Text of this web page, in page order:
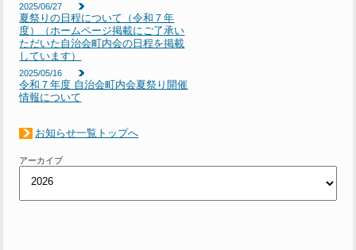
2025/06/27
夏祭りの日程について（令和７年
度）（ホームページ掲載にご了承い
ただいた自治会町内会の日程を掲載
しています）
2025/05/16
令和７年度 自治会町内会夏祭り開催
情報について
お知らせ一覧トップへ
アーカイブ